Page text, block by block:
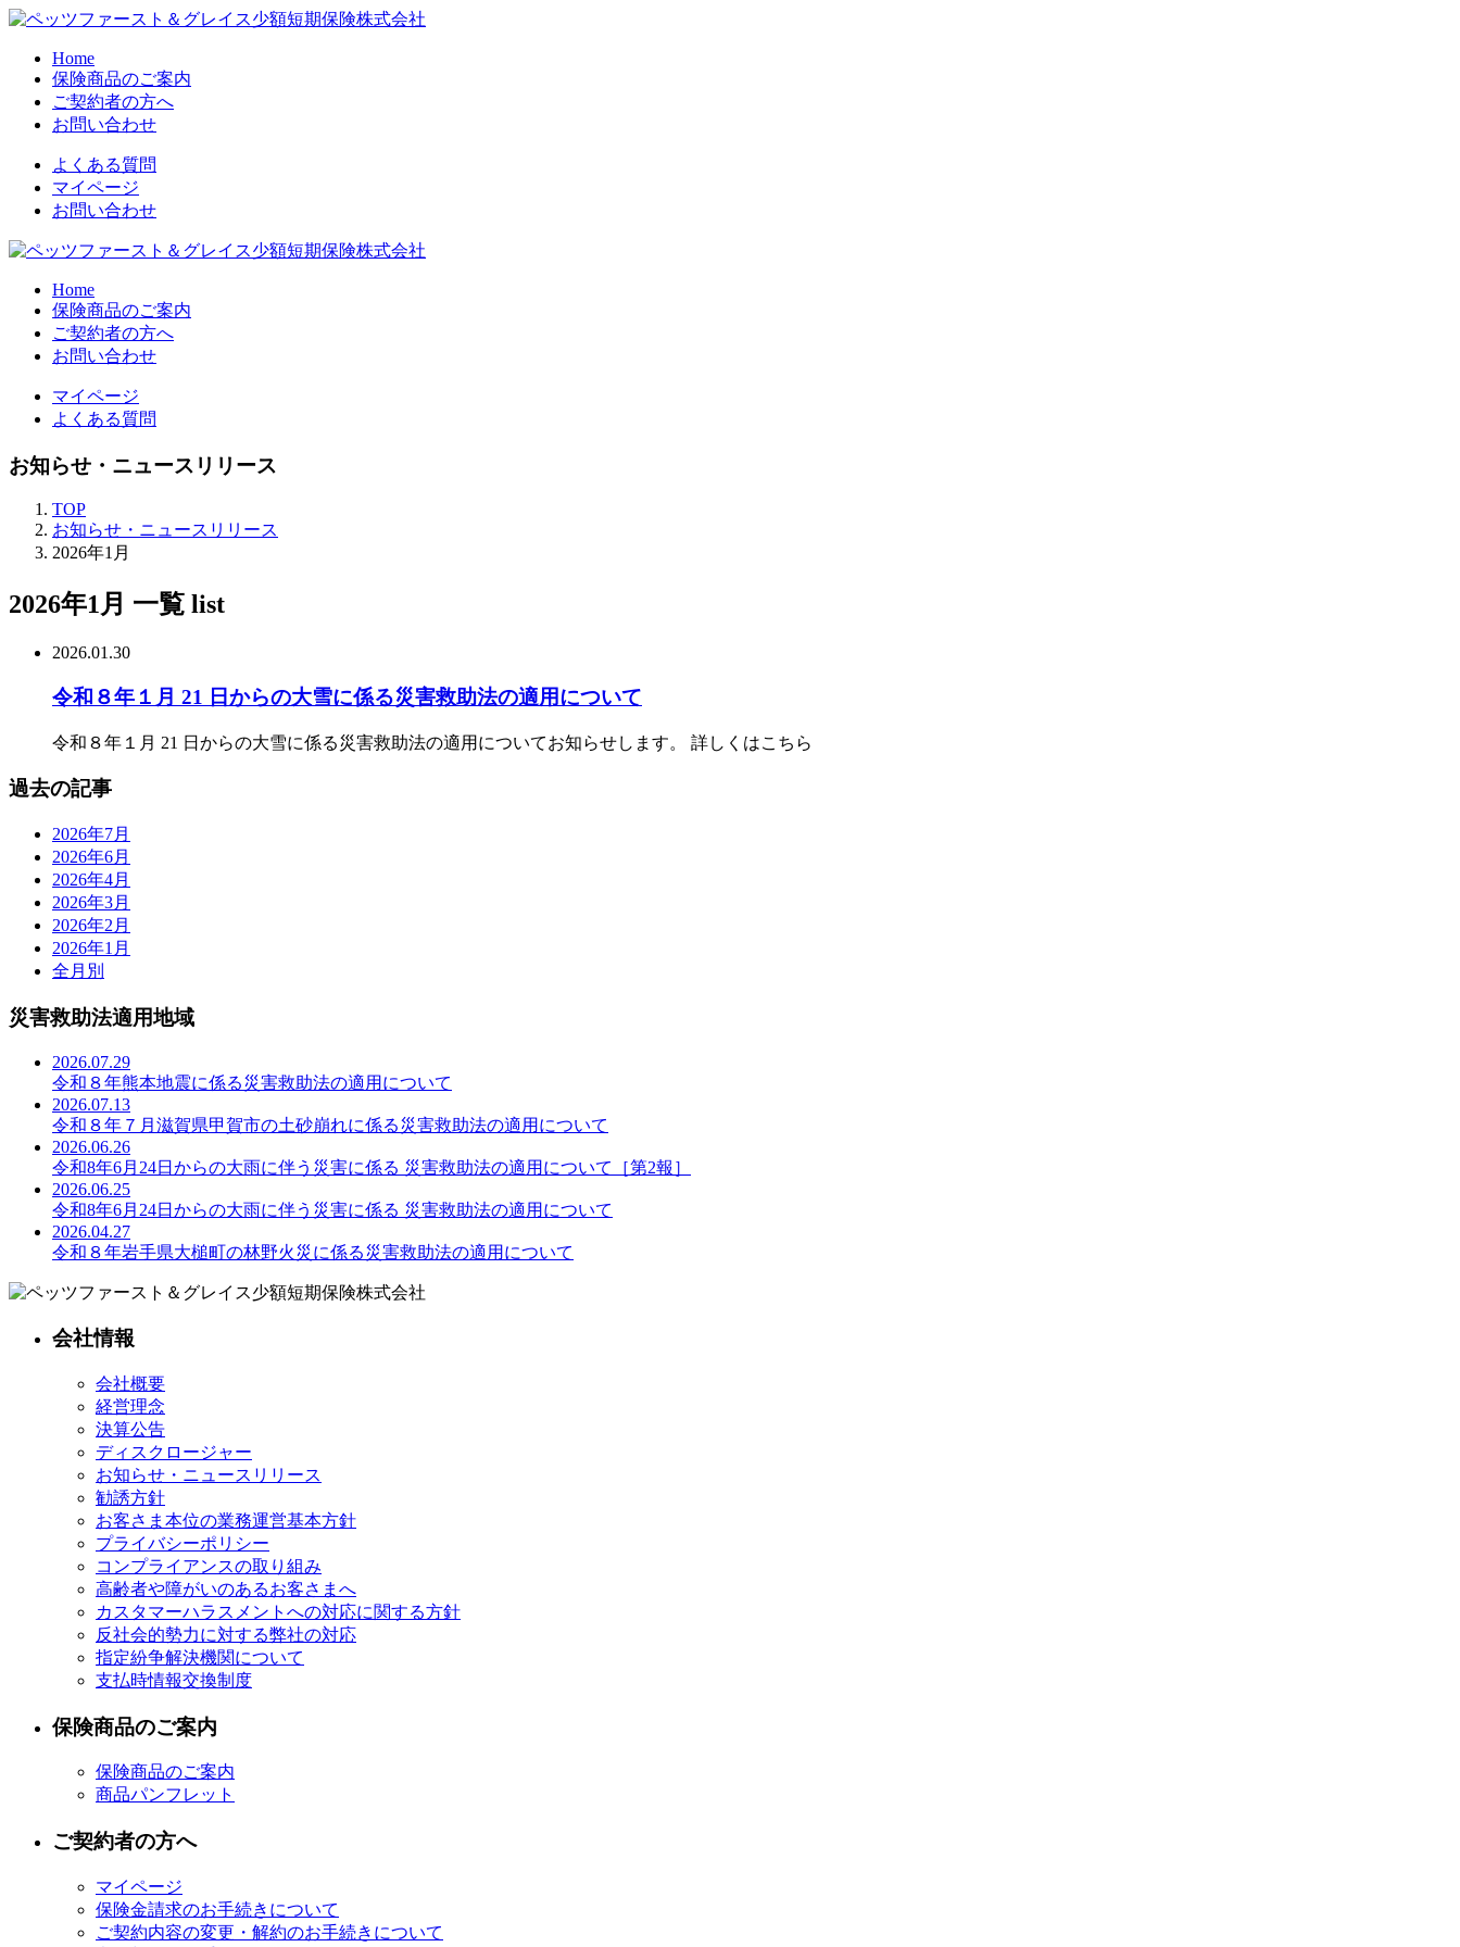
Home
保険商品のご案内
ご契約者の方へ
お問い合わせ
よくある質問
マイページ
お問い合わせ
Home
保険商品のご案内
ご契約者の方へ
お問い合わせ
マイページ
よくある質問
お知らせ・ニュースリリース
TOP
お知らせ・ニュースリリース
2026年1月
2026年1月 一覧 list
2026.01.30
令和８年１月 21 日からの大雪に係る災害救助法の適用について
令和８年１月 21 日からの大雪に係る災害救助法の適用についてお知らせします。 詳しくはこちら
過去の記事
2026年7月
2026年6月
2026年4月
2026年3月
2026年2月
2026年1月
全月別
災害救助法適用地域
2026.07.29
令和８年熊本地震に係る災害救助法の適用について
2026.07.13
令和８年７月滋賀県甲賀市の土砂崩れに係る災害救助法の適用について
2026.06.26
令和8年6月24日からの大雨に伴う災害に係る 災害救助法の適用について［第2報］
2026.06.25
令和8年6月24日からの大雨に伴う災害に係る 災害救助法の適用について
2026.04.27
令和８年岩手県大槌町の林野火災に係る災害救助法の適用について
会社情報
会社概要
経営理念
決算公告
ディスクロージャー
お知らせ・ニュースリリース
勧誘方針
お客さま本位の業務運営基本方針
プライバシーポリシー
コンプライアンスの取り組み
高齢者や障がいのあるお客さまへ
カスタマーハラスメントへの対応に関する方針
反社会的勢力に対する弊社の対応
指定紛争解決機関について
支払時情報交換制度
保険商品のご案内
保険商品のご案内
商品パンフレット
ご契約者の方へ
マイページ
保険金請求のお手続きについて
ご契約内容の変更・解約のお手続きについて